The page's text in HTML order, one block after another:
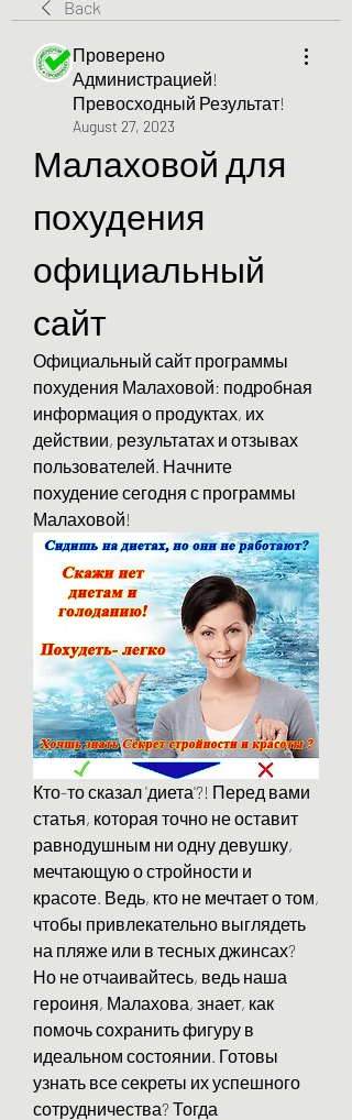
Back
Проверено
Администрацией!
Превосходный Результат!
August 27, 2023
Малаховой для
похудения
официальный
сайт
Официальный сайт программы
похудения Малаховой: подробная
информация о продуктах, их
действии, результатах и отзывах
пользователей. Начните
похудение сегодня с программы
Малаховой!
Кто-то сказал 'диета'?! Перед вами
статья, которая точно не оставит
равнодушным ни одну девушку,
мечтающую о стройности и
красоте. Ведь, кто не мечтает о том,
чтобы привлекательно выглядеть
на пляже или в тесных джинсах?
Но не отчаивайтесь, ведь наша
героиня, Малахова, знает, как
помочь сохранить фигуру в
идеальном состоянии. Готовы
узнать все секреты их успешного
сотрудничества? Тогда